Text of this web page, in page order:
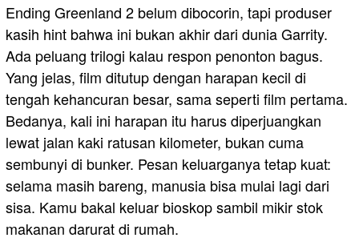
Ending Greenland 2 belum dibocorin, tapi produser
kasih hint bahwa ini bukan akhir dari dunia Garrity.
Ada peluang trilogi kalau respon penonton bagus.
Yang jelas, film ditutup dengan harapan kecil di
tengah kehancuran besar, sama seperti film pertama.
Bedanya, kali ini harapan itu harus diperjuangkan
lewat jalan kaki ratusan kilometer, bukan cuma
sembunyi di bunker. Pesan keluarganya tetap kuat:
selama masih bareng, manusia bisa mulai lagi dari
sisa. Kamu bakal keluar bioskop sambil mikir stok
makanan darurat di rumah.